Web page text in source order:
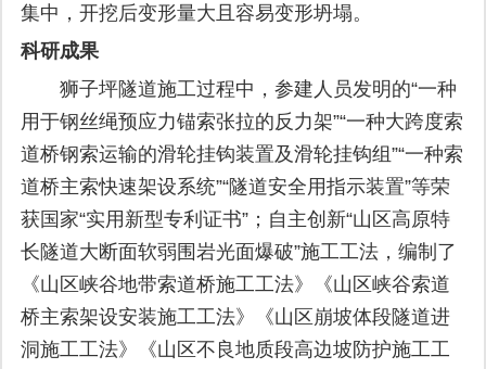
集中，开挖后变形量大且容易变形坍塌。
科研成果
狮子坪隧道施工过程中，参建人员发明的“一种
用于钢丝绳预应力锚索张拉的反力架”“一种大跨度索
道桥钢索运输的滑轮挂钩装置及滑轮挂钩组”“一种索
道桥主索快速架设系统”“隧道安全用指示装置”等荣
获国家“实用新型专利证书”；自主创新“山区高原特
长隧道大断面软弱围岩光面爆破”施工工法，编制了
《山区峡谷地带索道桥施工工法》《山区峡谷索道
桥主索架设安装施工工法》《山区崩坡体段隧道进
洞施工工法》《山区不良地质段高边坡防护施工工